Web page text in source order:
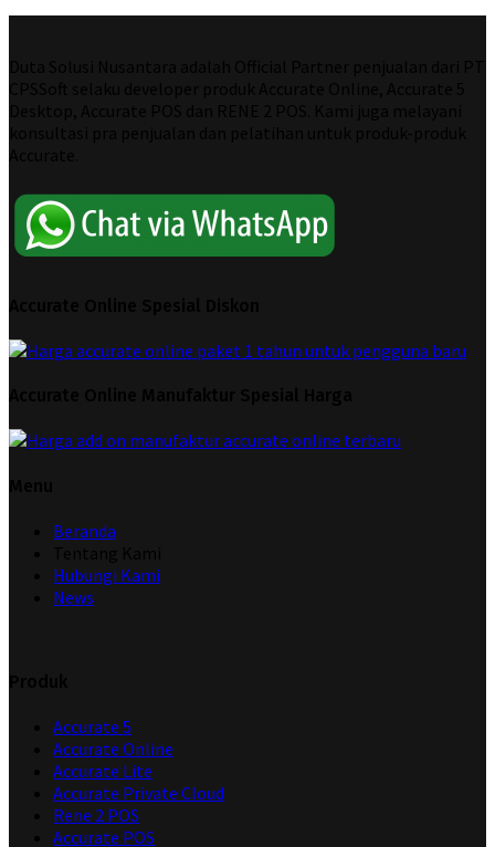
Beranda
Hubungi Kami
News
Accurate 5
Accurate Online
Accurate Lite
Accurate Private Cloud
Rene 2 POS
Accurate POS